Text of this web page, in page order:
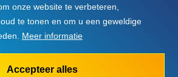
onze website te verbeteren,
te tonen en om u een geweldige
Meer informatie
Accepteer alles
Cookie instellingen
Voorwaarden
  